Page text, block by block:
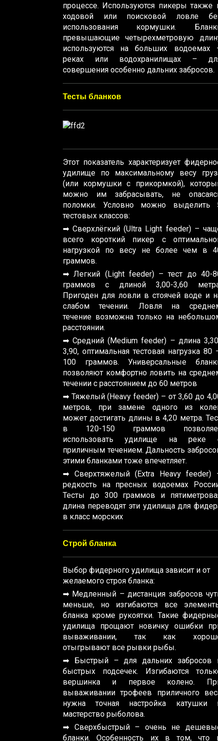
процессе. Используются пикеры также
ходовой или поисковой ловле
использования кормушки.
превышающие четырехметровую
используются на больших водоемах
реках или водохранилищах –
совершения особенно дальних забросов.
Тесты бланков
Этот показатель характеризует
удилище по максимальному весу
(или кормушки с прикормкой),
можно им забрасывать, не
поломки. Условно можно выделить
тестовых классов:
➡ Сверхлёгкий (Ultra Light feeder) –
всего короткий пикер с
нагрузкой по весу не более чем в
граммов.
➡ Легкий (Light feeder) – тест до 40-
граммов с длиной 3,00-3,60
Пригоден для ловли в стоячей воде и
слабом течении. Ловля на
течение возможна только на
расстоянии.
➡ Средний (Medium feeder) – длина
3,90, оптимальная тестовая нагрузка 80
100 граммов. Универсальные
позволяют комфортно ловить на
течении с расстоянием до 60 метров
➡ Тяжелый (Heavy feeder) – от 3,60 до
метров, при замене одного из
может достигать длины в 4,20 метра.
в 120-150 граммов
использовать удилище на реке
приличным течением. Дальность
этими бланками тоже впечетляет.
➡ Сверхтяжелый (Extra Heavy feeder)
редкость на пресных водоемах
Тесты до 300 граммов и
длина переводят эти удилища для
в класс морских
Строй бланка
Выбор фидерного удилища зависит и от
желаемого строя бланка:
➡ Медленный – дистанция забросов
меньше, но изгибаются все
бланка кроме рукоятки. Такие
удилища прощают новичку ошибки
вываживании, так как
отыгрывают все рывки рыбы.
➡ Быстрый – для дальних забросов
быстрых подсечек. Изгибаются
вершинка и первое колено.
вываживании трофеев приличного
нужна точная настройка катушки
мастерство рыболова.
➡ Сверхбыстрый – очень не
бланки. Особенность их в том, что